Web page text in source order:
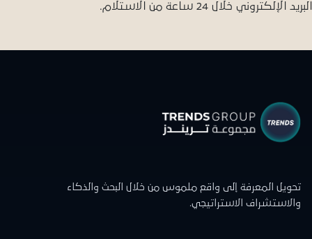
البريد الإلكتروني خلال 24 ساعة من الاستلام.
تحويل المعرفة إلى واقع ملموس من خلال البحث والذكاء
والاستشراف الاستراتيجي.